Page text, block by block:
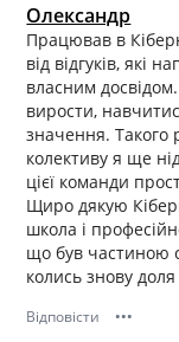
Олександр
Працював в
від відгуків, які
власним
вирости,
значення. Такого
колективу я ще
цієї команди
Щиро дякую
школа і
що був частиною
колись знову
Відповісти •••